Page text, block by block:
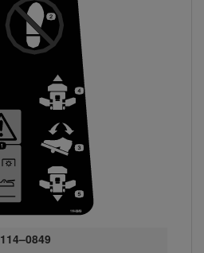
114–0849